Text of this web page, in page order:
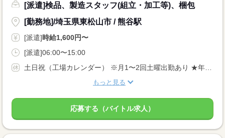
[派遣]検品、製造スタッフ(組立・加工等)、梱包
[勤務地]/埼玉県東松山市 / 熊谷駅
[派遣]時給1,600円〜
[派遣]06:00〜15:00
もっと見る
応募する（バイトル求人）